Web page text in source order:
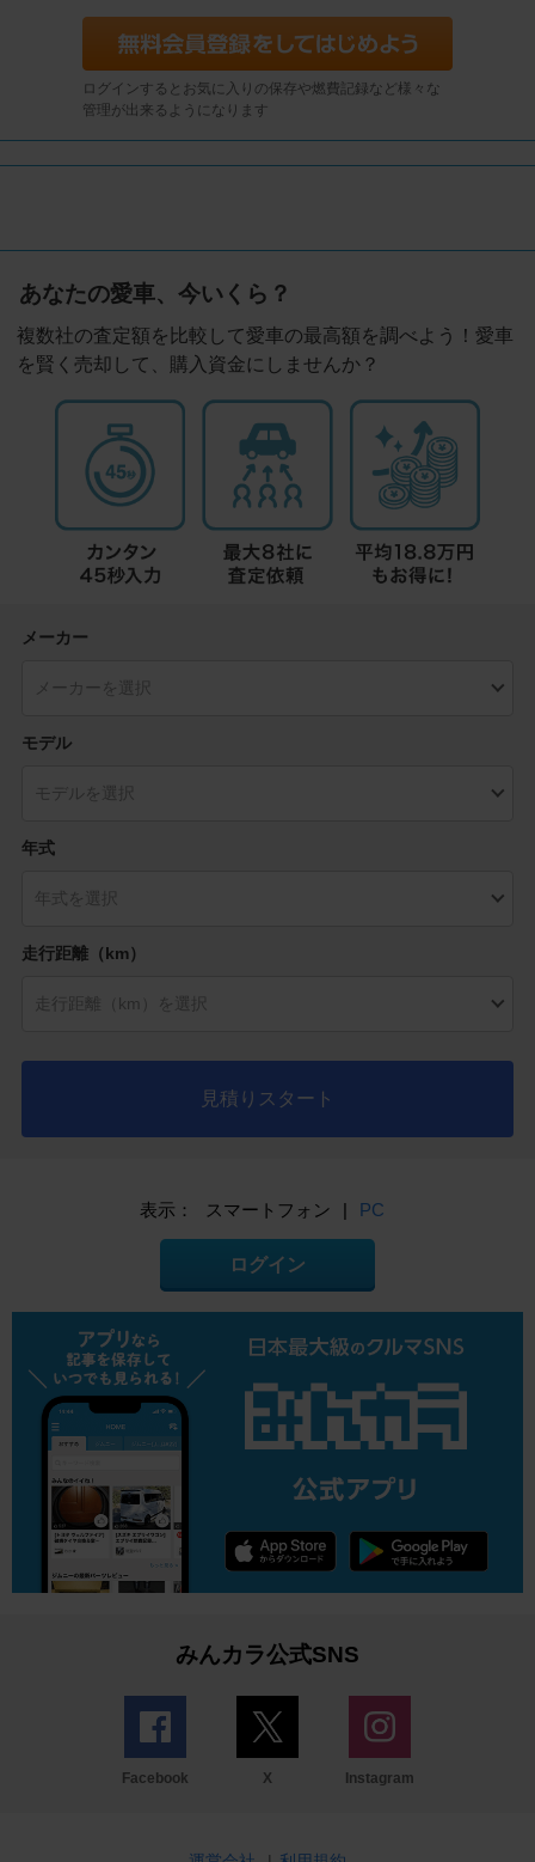
ログインするとお気に入りの保存や燃費記録など様々な
管理が出来るようになります
あなたの愛車、今いくら？
複数社の査定額を比較して愛車の最高額を調べよう！愛車
を賢く売却して、購入資金にしませんか？
メーカー
モデル
年式
走行距離（km）
見積りスタート
表示： スマートフォン | PC
ログイン
みんカラ公式SNS
Facebook X Instagram